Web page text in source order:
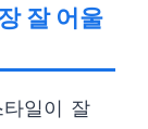
잘 어울
일이 잘